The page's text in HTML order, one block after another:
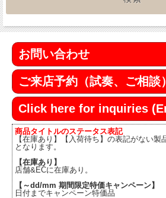
お問い合わせ
ご来店予約（試奏、ご相談）
Click here for inquiries
商品タイトルのステータス表記
【在庫あり】【入荷待ち】の表記がない製
となります。
【在庫あり】
店舗&ECに在庫あり。
【～dd/mm 期間限定特価キャンペーン】
日付までキャンペーン特価品